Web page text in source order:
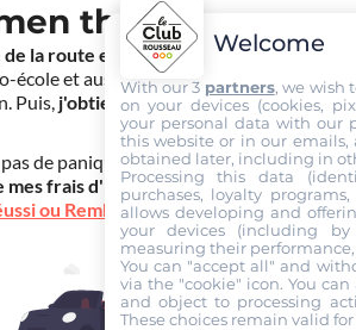
théorique
la route en ligne. Je suis aidé par les
école et aussi par Mister Codes, mon
Puis, j'obtiens l'examen théorique
de panique ! Je peux bénéficier du
mes frais d'inscription(30€) grâce au
ou Remboursé".
Welcome
With our 3 partners, we wish
on your devices (cookies,
your personal data with our
this website or in our emails,
obtained later, including in
Processing this data
purchases, loyalty
allows developing and
your devices (including
measuring their
You can "accept all" and
via the "cookie" icon. You
and object to processing
These choices remain valid